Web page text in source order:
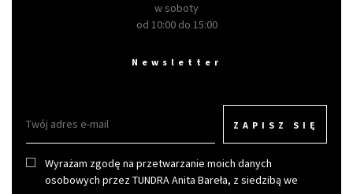
w soboty
od 10:00 do 15:00
Newsletter
ZAPISZ SIĘ
Wyrażam zgodę na przetwarzanie moich danych
osobowych przez TUNDRA Anita Bareła, z siedzibą we